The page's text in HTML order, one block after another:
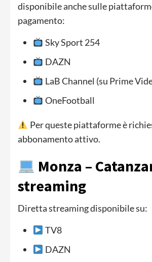
disponibile anche sulle
pagamento:
Sky Sport 254
DAZN
LaB Channel (su Prime
OneFootball
Per queste piattaforme è
abbonamento attivo.
Monza –
streaming
Diretta streaming disponibile su:
TV8
DAZN